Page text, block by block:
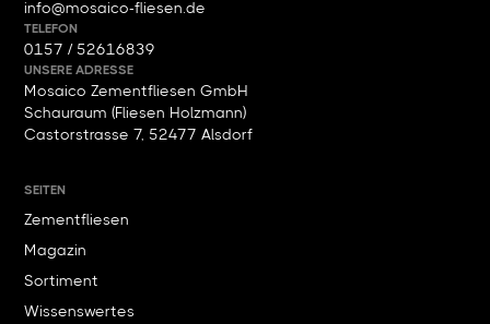
info@mosaico-fliesen.de
TELEFON
0157 / 52616839
UNSERE ADRESSE
Mosaico Zementfliesen GmbH
Schauraum (Fliesen Holzmann)
Castorstrasse 7, 52477 Alsdorf
SEITEN
Zementfliesen
Magazin
Sortiment
Wissenswertes